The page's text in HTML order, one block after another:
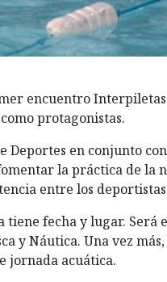
encuentro
protagonistas.
en conjunto
la práctica de la
entre los
fecha y lugar. Será
y Náutica. Una vez
jornada acuática.